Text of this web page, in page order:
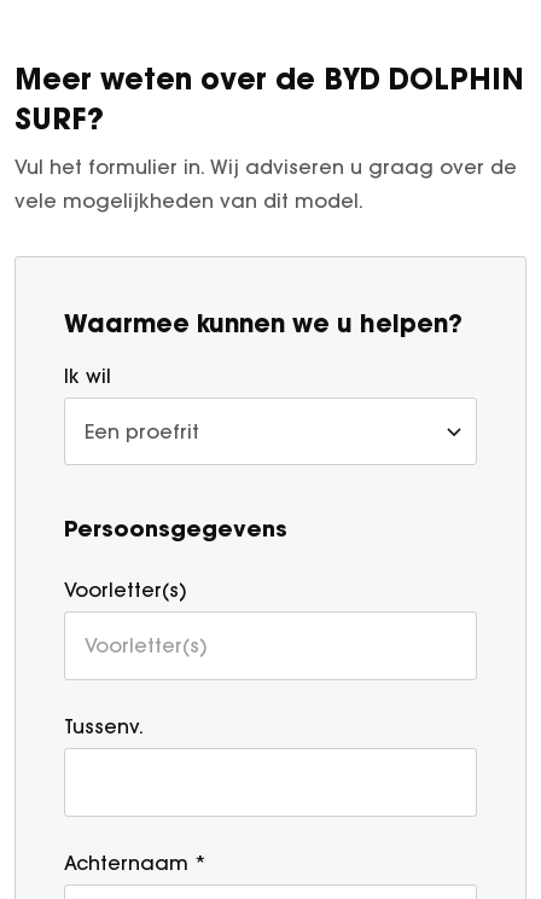
Meer weten over de BYD DOLPHIN
SURF?
Vul het formulier in. Wij adviseren u graag over de
vele mogelijkheden van dit model.
Waarmee kunnen we u helpen?
Ik wil
Persoonsgegevens
Voorletter(s)
Tussenv.
Achternaam *